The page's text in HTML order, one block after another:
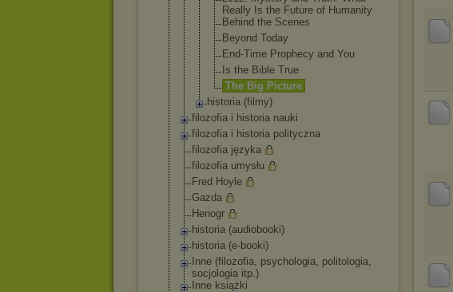
Really Is the Future of Humanity
Behind the Scenes
Beyond Today
End-Time Prophecy and You
Is the Bible True
The Big Picture
historia (filmy)
filozofia i historia nauki
filozofia i historia polityczna
filozofia języka
filozofia umysłu
Fred Hoyle
Gazda
Henogr
historia (audiobooki)
historia (e-booki)
Inne (filozofia, psychologia, politologia,
socjologia itp.)
Inne książki